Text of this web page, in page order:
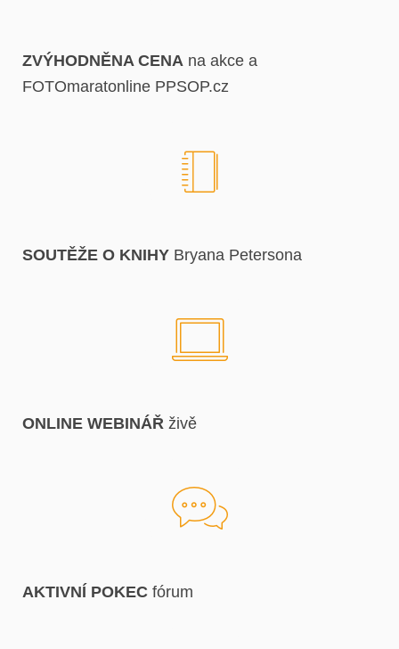
ZVÝHODNĚNA CENA na akce a
FOTOmaratonline PPSOP.cz
SOUTĚŽE O KNIHY Bryana Petersona
ONLINE WEBINÁŘ živě
AKTIVNÍ POKEC fórum